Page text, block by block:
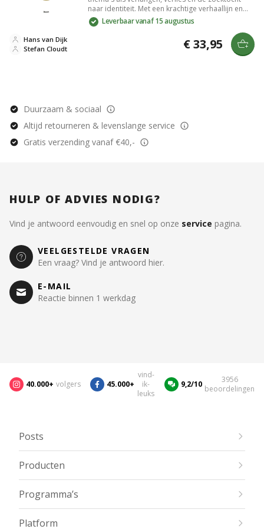
naar identiteit. Met een krachtige verhaallijn en
goed ontwikkelde personages weet het de lezer
te raken en aan het denken te zetten. Een must-
read voor liefhebbers van diepgaande literatuur
die willen reflecteren op de menselijke ervaring.
Leverbaar vanaf 15 augustus
Stefan Cloudt
Hans van Dijk € 33,95
Duurzaam & sociaal
Altijd retourneren & levenslange service
Gratis verzending vanaf €40,-
HULP OF ADVIES NODIG?
Vind je antwoord eenvoudig en snel op onze service pagina.
VEELGESTELDE VRAGEN
Een vraag? Vind je antwoord hier.
E-MAIL
Reactie binnen 1 werkdag
40.000+ volgers 45.000+
vind-
ik-
leuks
9,2/10
3956
beoordelingen
Posts
Producten
Programma’s
Platform